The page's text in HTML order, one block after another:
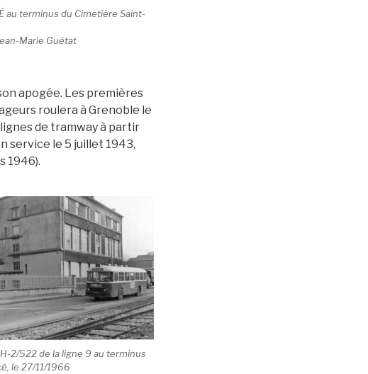
au terminus du Cimetière Saint-
Marie Guétat
apogée. Les premières
roulera à Grenoble le
de tramway à partir
service le 5 juillet 1943,
1946).
2/522 de la ligne 9 au terminus
le 27/11/1966